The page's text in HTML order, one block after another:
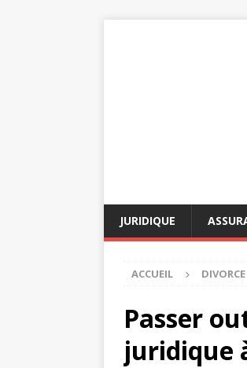
JURIDIQUE
ACCUEIL DIVORCE
Passer
juridique